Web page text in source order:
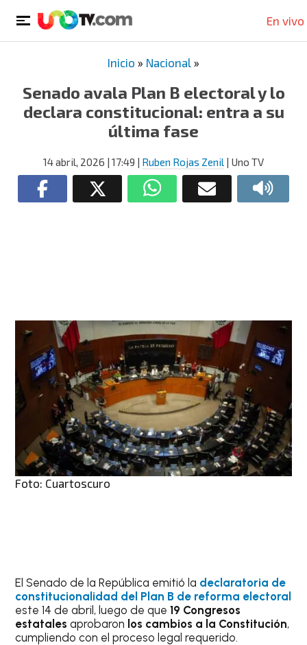
En vivo
Inicio » Nacional »
Senado avala Plan B electoral y lo
declara constitucional: entra a su
última fase
14 abril, 2026 | 17:49 | Ruben Rojas Zenil | Uno TV
Foto: Cuartoscuro
El Senado de la República emitió la declaratoria de
constitucionalidad del Plan B de reforma electoral
este 14 de abril, luego de que19 Congresos
estatales aprobaron los cambios a la Constitución,
cumpliendo con el proceso legal requerido.